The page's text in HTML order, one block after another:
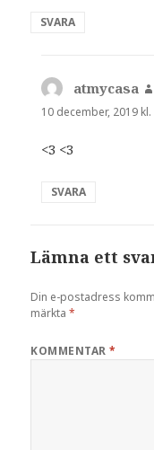
SVARA
atmycasa
10 december, 2019 kl.
<3 <3
SVARA
Lämna ett
Din e-postadress
märkta*
KOMMENTAR*